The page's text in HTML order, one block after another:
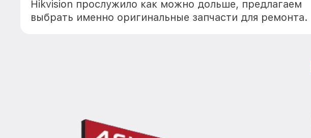
Hikvision прослужило как можно дольше, предлагаем
выбрать именно оригинальные запчасти для ремонта.